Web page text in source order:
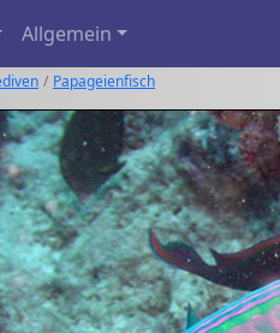
Allgemein
Papageienfisch